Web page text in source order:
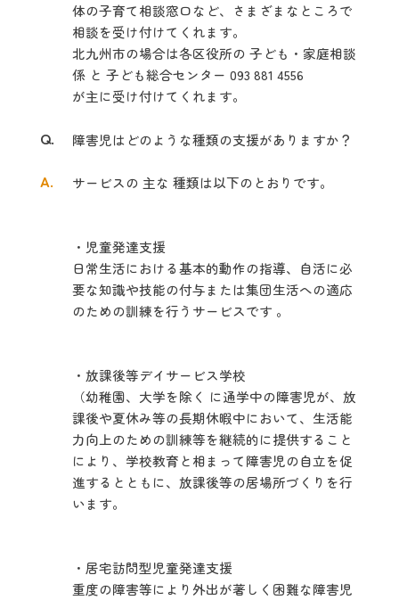
体の子育て相談窓口など、さまざまなところで
相談を受け付けてくれます。
北九州市の場合は各区役所の 子ども・家庭相談
係 と 子ども総合センター 093 881 4556
が主に受け付けてくれます。
Q. 障害児はどのような種類の支援がありますか？
A. サービスの 主な 種類は以下のとおりです。
・児童発達支援
日常生活における基本的動作の指導、自活に必
要な知識や技能の付与または集団生活への適応
のための訓練を行うサービスです 。
・放課後等デイサービス学校
（幼稚園、大学を除く に通学中の障害児が、放
課後や夏休み等の長期休暇中において、生活能
力向上のための訓練等を継続的に提供すること
により、学校教育と相まって障害児の自立を促
進するとともに、放課後等の居場所づくりを行
います。
・居宅訪問型児童発達支援
重度の障害等により外出が著しく困難な障害児